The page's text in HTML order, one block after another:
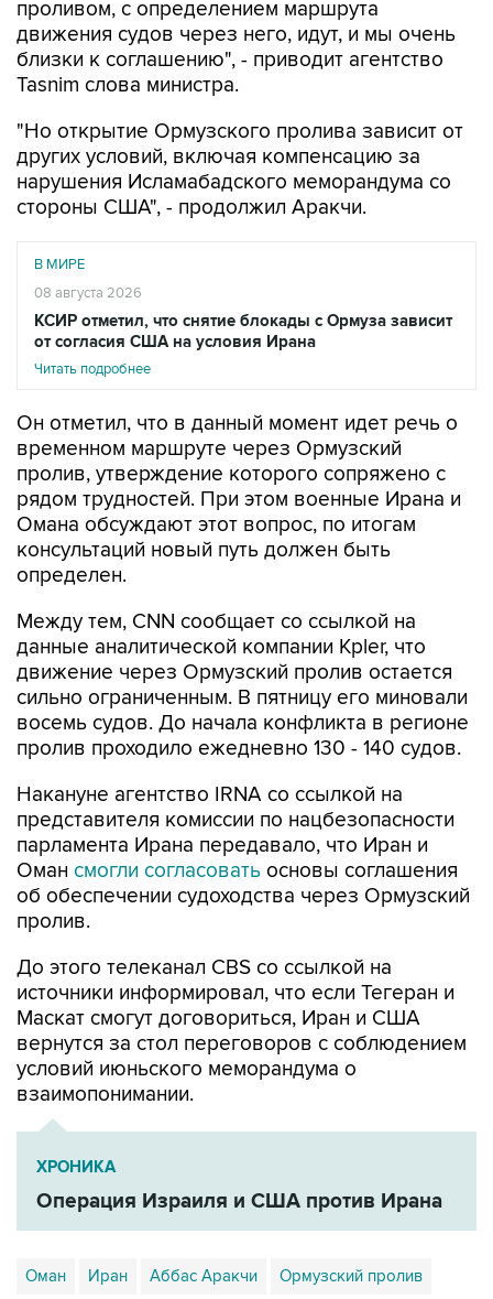
проливом, с определением маршрута
движения судов через него, идут, и мы очень
близки к соглашению", - приводит агентство
Tasnim слова министра.
"Но открытие Ормузского пролива зависит от
других условий, включая компенсацию за
нарушения Исламабадского меморандума со
стороны США", - продолжил Аракчи.
В МИРЕ
08 августа 2026
КСИР отметил, что снятие блокады с Ормуза зависит
от согласия США на условия Ирана
Читать подробнее
Он отметил, что в данный момент идет речь о
временном маршруте через Ормузский
пролив, утверждение которого сопряжено с
рядом трудностей. При этом военные Ирана и
Омана обсуждают этот вопрос, по итогам
консультаций новый путь должен быть
определен.
Между тем, CNN сообщает со ссылкой на
данные аналитической компании Kpler, что
движение через Ормузский пролив остается
сильно ограниченным. В пятницу его миновали
восемь судов. До начала конфликта в регионе
пролив проходило ежедневно 130 - 140 судов.
Накануне агентство IRNA со ссылкой на
представителя комиссии по нацбезопасности
парламента Ирана передавало, что Иран и
Оман смогли согласовать основы соглашения
об обеспечении судоходства через Ормузский
пролив.
До этого телеканал CBS со ссылкой на
источники информировал, что если Тегеран и
Маскат смогут договориться, Иран и США
вернутся за стол переговоров с соблюдением
условий июньского меморандума о
взаимопонимании.
ХРОНИКА
Операция Израиля и США против Ирана
Оман Иран Аббас Аракчи Ормузский пролив